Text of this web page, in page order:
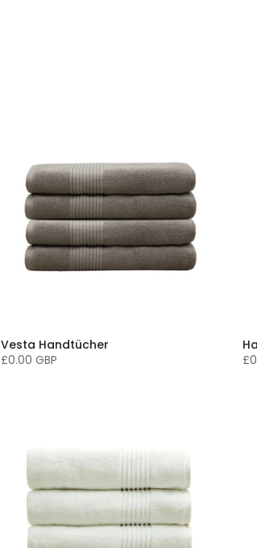
Vesta Handtücher
£0.00 GBP